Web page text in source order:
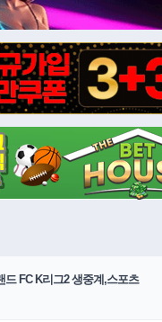
드 FC K리그2 생중계,스포츠